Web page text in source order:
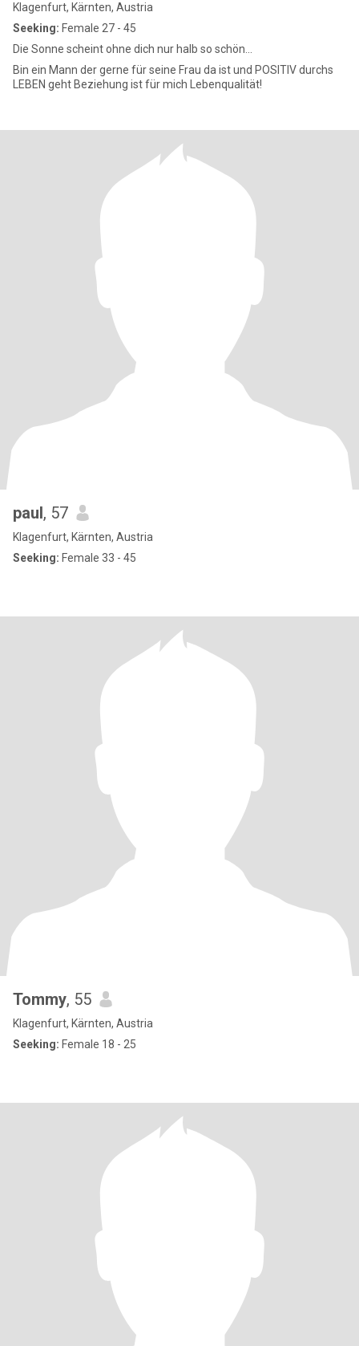
Klagenfurt, Kärnten, Austria
Seeking: Female 27 - 45
Die Sonne scheint ohne dich nur halb so schön...
Bin ein Mann der gerne für seine Frau da ist und POSITIV durchs
LEBEN geht Beziehung ist für mich Lebenqualität!
paul, 57
Klagenfurt, Kärnten, Austria
Seeking: Female 33 - 45
Tommy, 55
Klagenfurt, Kärnten, Austria
Seeking: Female 18 - 25